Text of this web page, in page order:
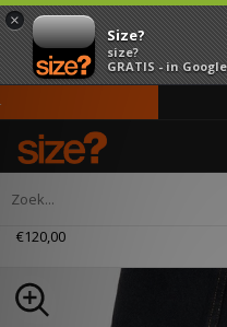
×
Size?
size?
GRATIS - in
Home Heren
adidas Originals Samba OG
€120,00